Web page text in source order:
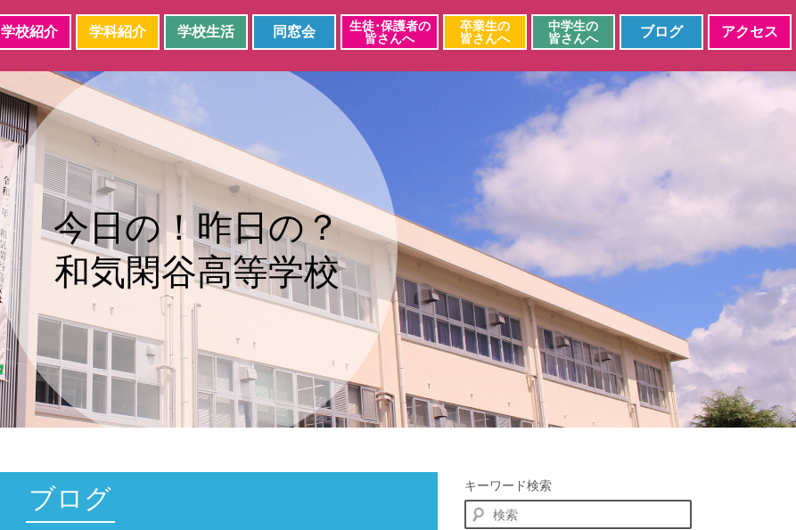
学校紹介 学科紹介 学校生活 同窓会
生徒･保護者の
皆さんへ
卒業生の
皆さんへ
中学生の
皆さんへ
ブログ アクセス
今日の！昨日の？
和気閑谷高等学校
ブログ キーワード検索